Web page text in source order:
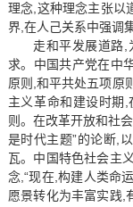
理念,这种理念主张以
界,在人己关系中强调
走和平发展道路,
求。中国共产党在中
原则,和平共处五项原
主义革命和建设时期
则。在改革开放和社
是时代主题”的论断,
瓦。中国特色社会主
念,“现在,构建人类命
愿景转化为丰富实践,